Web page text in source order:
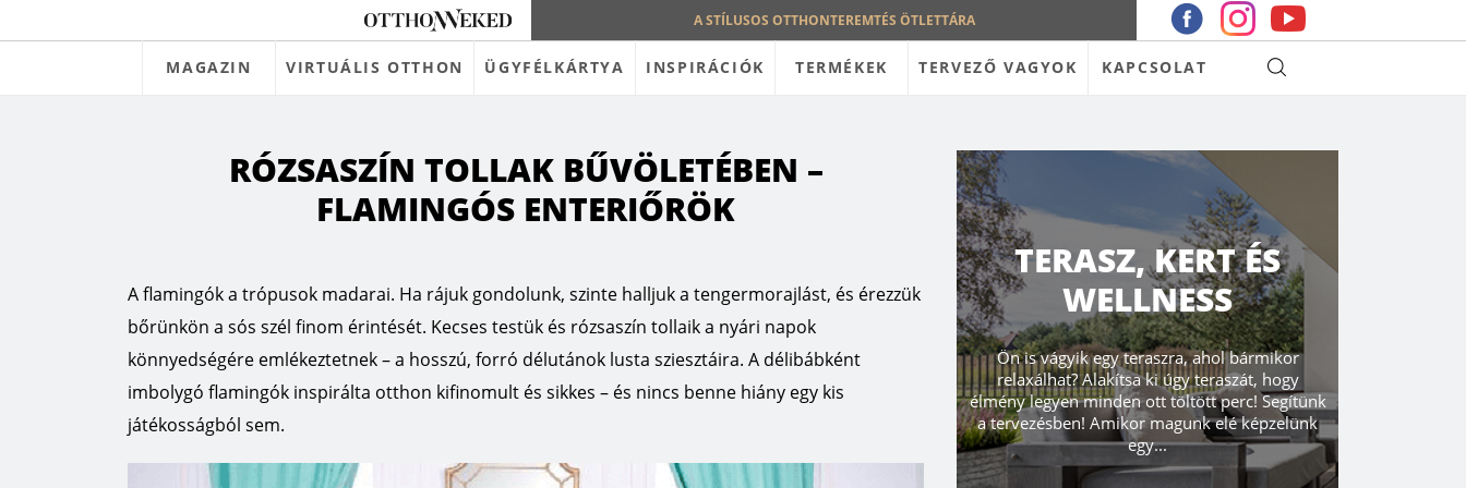
A STÍLUSOS OTTHONTEREMTÉS ÖTLETTÁRA
MAGAZIN VIRTUÁLIS OTTHON ÜGYFÉLKÁRTYA INSPIRÁCIÓK TERMÉKEK TERVEZŐ VAGYOK KAPCSOLAT
RÓZSASZÍN TOLLAK BŰVÖLETÉBEN –
FLAMINGÓS ENTERIŐRÖK
A flamingók a trópusok madarai. Ha rájuk gondolunk, szinte halljuk a tengermorajlást, és érezzük
bőrünkön a sós szél finom érintését. Kecses testük és rózsaszín tollaik a nyári napok
könnyedségére emlékeztetnek – a hosszú, forró délutánok lusta sziesztáira. A délibábként
imbolygó flamingók inspirálta otthon kifinomult és sikkes – és nincs benne hiány egy kis
játékosságból sem.
TERASZ, KERT ÉS
WELLNESS
Ön is vágyik egy teraszra, ahol bármikor
relaxálhat? Alakítsa ki úgy teraszát, hogy
élmény legyen minden ott töltött perc! Segítünk
a tervezésben! Amikor magunk elé képzelünk
egy...